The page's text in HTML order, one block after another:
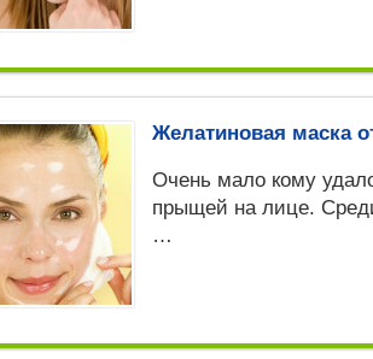
Желатиновая маска
Очень мало кому
прыщей на лице.
…